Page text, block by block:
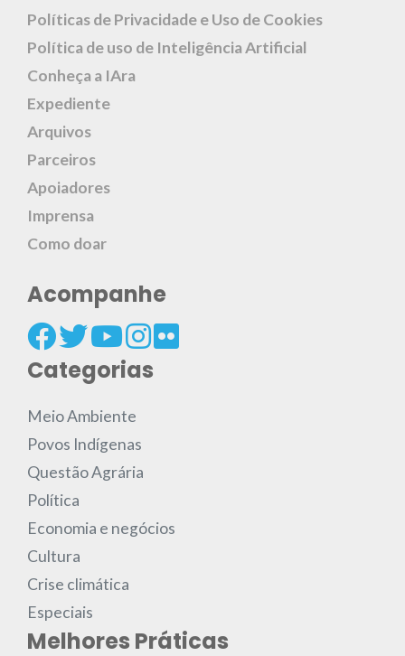
Políticas de Privacidade e Uso de Cookies
Política de uso de Inteligência Artificial
Conheça a IAra
Expediente
Arquivos
Parceiros
Apoiadores
Imprensa
Como doar
Acompanhe
Categorias
Meio Ambiente
Povos Indígenas
Questão Agrária
Política
Economia e negócios
Cultura
Crise climática
Especiais
Melhores Práticas